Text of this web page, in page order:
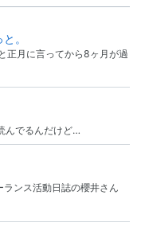
。
正月に言ってから8ヶ月が過
んでるんだけど…
ンス活動日誌の櫻井さん